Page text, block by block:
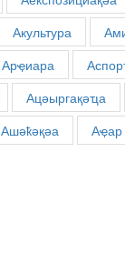
Акультура
Арҿиара
Ацәыргақәҵа
Ашәҟәқәа Аҿар